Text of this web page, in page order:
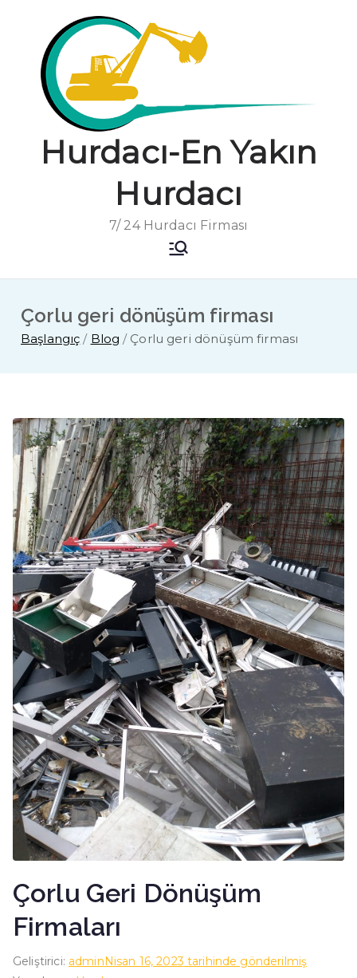
Hurdacı-En Yakın
Hurdacı
7/ 24 Hurdacı Firması
Çorlu geri dönüşüm firması
Başlangıç Blog Çorlu geri dönüşüm firması
Çorlu Geri Dönüşüm
Firmaları
Geliştirici: adminNisan 16, 2023 tarihinde gönderilmiş